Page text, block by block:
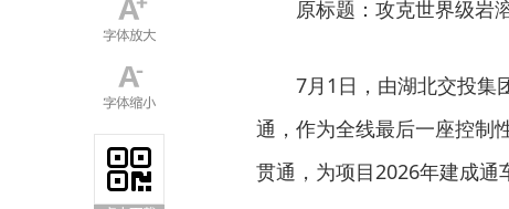
原标题：攻克世界级岩
7月1日，由湖北交投集
通，作为全线最后一座控制
贯通，为项目2026年建成通